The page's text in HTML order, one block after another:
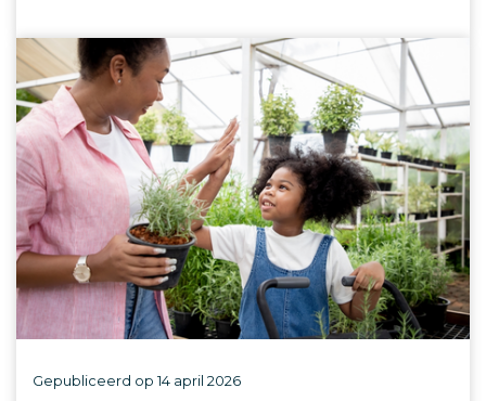
Gepubliceerd op 14 april 2026